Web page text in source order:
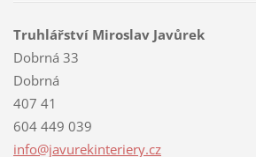
Truhlářství Miroslav Javůrek
Dobrná 33
Dobrná
407 41
604 449 039
info@javurekinteriery.cz